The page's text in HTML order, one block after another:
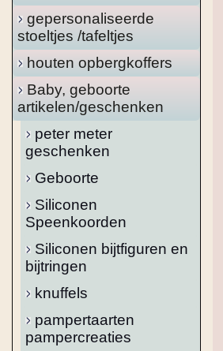
gepersonaliseerde
stoeltjes /tafeltjes
houten opbergkoffers
Baby, geboorte
artikelen/geschenken
peter meter
geschenken
Geboorte
Siliconen
Speenkoorden
Siliconen bijtfiguren en
bijtringen
knuffels
pampertaarten
pampercreaties